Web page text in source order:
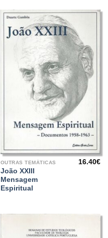
OUTRAS TEMÁTICAS
João XXIII
Mensagem
Espiritual
16.40€